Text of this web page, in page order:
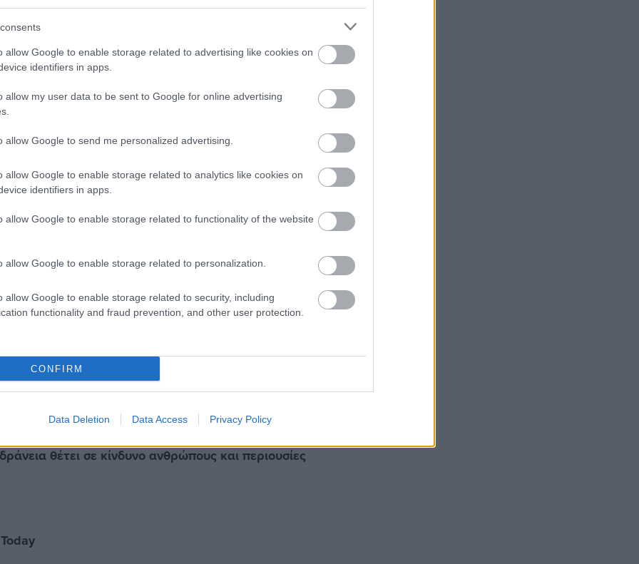
allow Google to enable storage related to advertising like cookies on
identifiers in apps.
allow my user data to be sent to Google for online advertising
allow Google to send me personalized advertising.
allow Google to enable storage related to analytics like cookies on
identifiers in apps.
allow Google to enable storage related to functionality of the website
allow Google to enable storage related to personalization.
allow Google to enable storage related to security, including
functionality and fraud prevention, and other user protection.
CONFIRM
Data Deletion Data Access Privacy Policy
τη ζήτηση νωρίτερα φέτος, η αγορά
σταθμίζουν το ενδεχόμενο περαιτέρω
Παράλληλα, οι τιμές πιέζονται από την
τιμών κατοικιών είναι κατανοητός, καθώς η
με τα μακροπρόθεσμα επίπεδα», δήλωσε
της Nationwide. «Οι τιμές κατοικιών παραμένουν
καθιστώντας δύσκολη τη συγκέντρωση
με τις έντονες πιέσεις κόστους διαβίωσης
θέτει σε κίνδυνο ανθρώπους και περιουσίες